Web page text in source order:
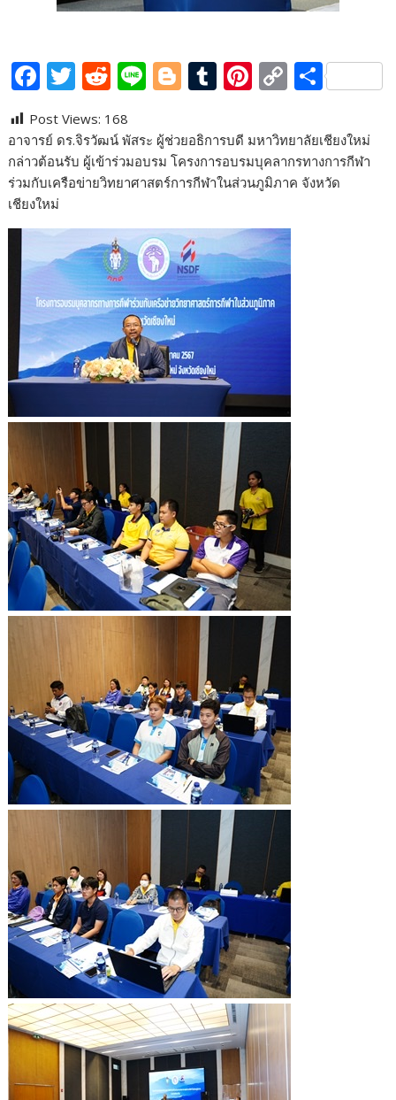
F
e
b
o
o
T
itt
er
R
d
di
t
Li
e
Bl
g
g
er
T
m
bl
r
Pi
er
e
st
C
p
y
Li
k
S
ar
e
Post Views: 168
อาจารย์ ดร.จิรวัฒน์ พัสระ ผู้ช่วยอธิการบดี มหาวิทยาลัยเชียงใหม่
กล่าวต้อนรับ ผู้เข้าร่วมอบรม โครงการอบรมบุคลากรทางการกีฬา
ร่วมกับเครือข่ายวิทยาศาสตร์การกีฬาในส่วนภูมิภาค จังหวัด
เชียงใหม่